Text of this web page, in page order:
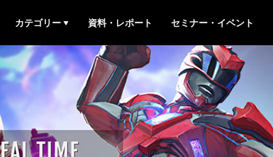
カテゴリー 資料・レポート セミナー・イベント